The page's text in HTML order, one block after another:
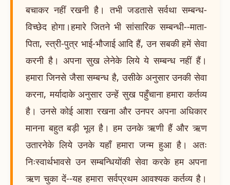
बचाकर नहीं रखनी है। तभी जडतासे सर्वथा सम्बन्ध-
विच्छेद होगा।हमारे जितने भी सांसारिक सम्बन्धी--माता-
पिता, स्त्री-पुत्र भाई-भौजाई आदि हैं, उन सबकी हमें सेवा
करनी है। अपना सुख लेनेके लिये ये सम्बन्ध नहीं हैं।
हमारा जिनसे जैसा सम्बन्ध है, उसीके अनुसार उनकी सेवा
करना, मर्यादाके अनुसार उन्हें सुख पहुँचाना हमारा कर्तव्य
है। उनसे कोई आशा रखना और उनपर अपना अधिकार
मानना बहुत बड़ी भूल है। हम उनके ऋणी हैं और ऋण
उतारनेके लिये उनके यहाँ हमारा जन्म हुआ है। अतः
निःस्वार्थभावसे उन सम्बन्धियोंकी सेवा करके हम अपना
ऋण चुका दें--यह हमारा सर्वप्रथम आवश्यक कर्तव्य है।